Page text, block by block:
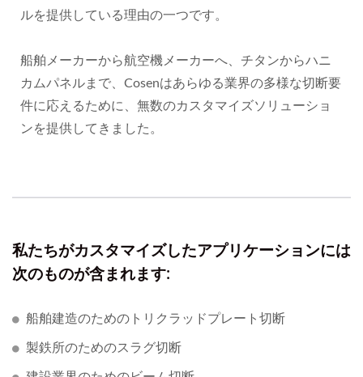
ルを提供している理由の一つです。
船舶メーカーから航空機メーカーへ、チタンからハニ
カムパネルまで、Cosenはあらゆる業界の多様な切断要
件に応えるために、無数のカスタマイズソリューショ
ンを提供してきました。
私たちがカスタマイズしたアプリケーションには
次のものが含まれます:
船舶建造のためのトリクラッドプレート切断
製鉄所のためのスラグ切断